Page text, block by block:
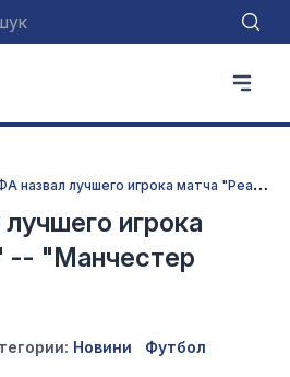
У
ЕФА назвал лучшего игрока матча "Реал" -- "Манчестер Сити"
игрока
-- "Манчестер
Новини Футбол